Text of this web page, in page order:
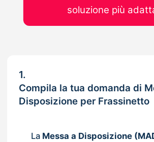
1.
Compila la tua domanda di
Disposizione per Frassinetto
La Messa a Disposizione
soluzione più